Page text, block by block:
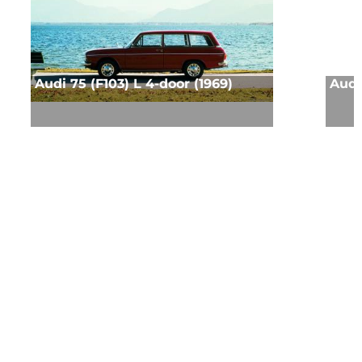
Audi 75 (F103) L 4-door (1969) Audi